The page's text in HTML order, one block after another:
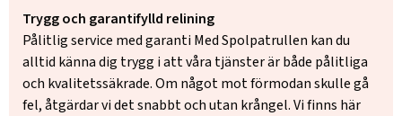
Trygg och garantifylld relining
Pålitlig service med garanti Med Spolpatrullen kan du
alltid känna dig trygg i att våra tjänster är både pålitliga
och kvalitetssäkrade. Om något mot förmodan skulle gå
fel, åtgärdar vi det snabbt och utan krångel. Vi finns här